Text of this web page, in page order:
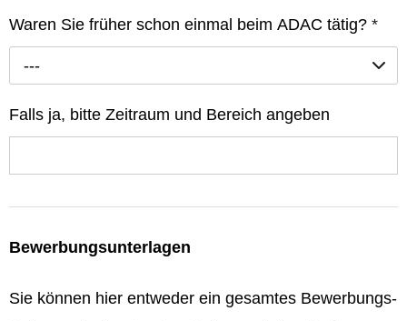
Waren Sie früher schon einmal beim ADAC tätig? *
---
Falls ja, bitte Zeitraum und Bereich angeben
Bewerbungsunterlagen
Sie können hier entweder ein gesamtes Bewerbungs-